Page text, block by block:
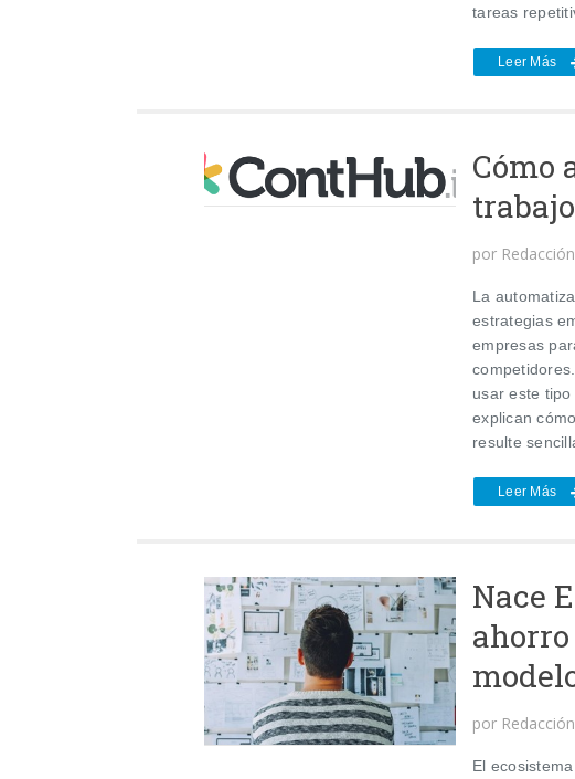
tareas
Leer Más
Cómo
por Redacción
La
estrategias
empresas
usar este
explican
resulte
Leer Más
Nace
por Redacción
El